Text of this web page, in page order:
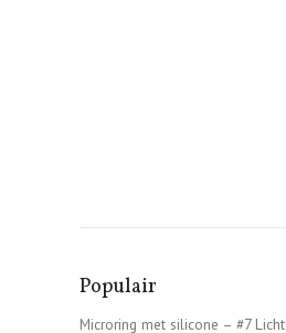
Populair
Microring met silicone – #7 Licht